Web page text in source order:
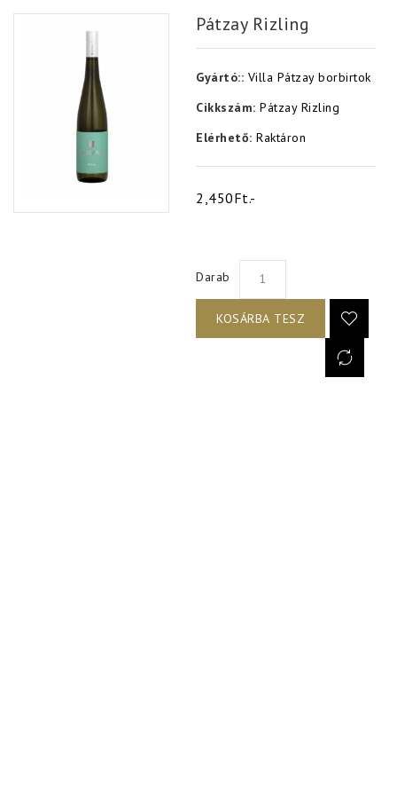
Pátzay Rizling
Gyártó:: Villa Pátzay borbirtok
Cikkszám:Pátzay Rizling
Elérhető:Raktáron
2,450Ft.-
Darab
KOSÁRBA TESZ